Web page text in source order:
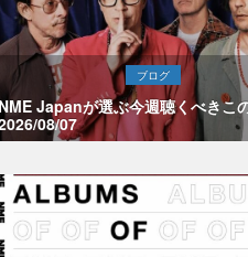
ブログ
NME Japanが選ぶ今週聴くべきこ
08/07